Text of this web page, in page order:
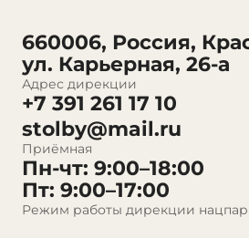
660006, Россия,
ул. Карьерная, 26-а
Адрес дирекции
+7 391 261 17 10
stolby@mail.ru
Приёмная
Пн-чт: 9:00–18:00
Пт: 9:00–17:00
Режим работы дирекции